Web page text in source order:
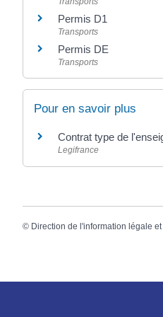
Permis D1
Transports
Permis DE
Transports
Pour en savoir plus
Contrat type de
Legifrance
© Direction de l'information légale